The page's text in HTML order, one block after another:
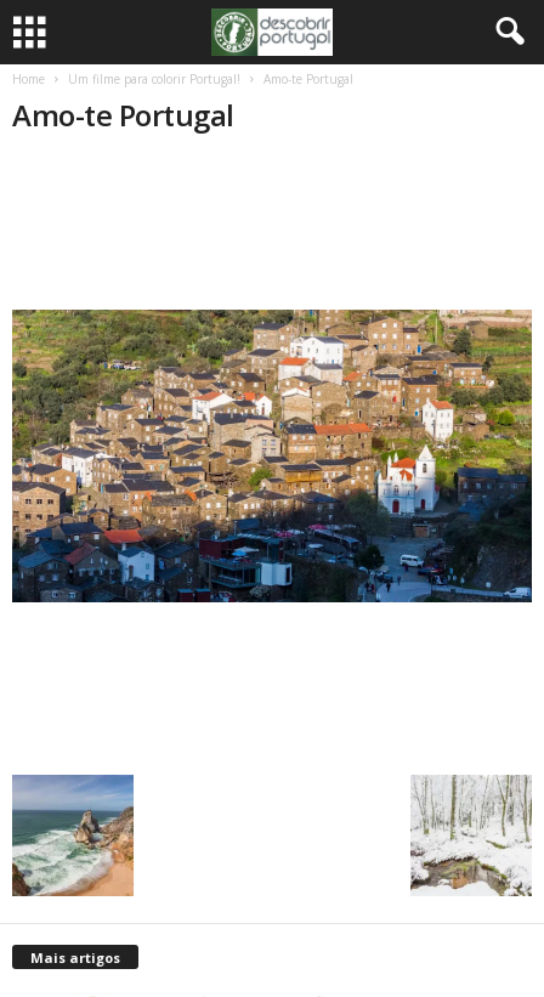
Home Um filme para colorir Portugal! Amo-te Portugal
Amo-te Portugal
Mais artigos